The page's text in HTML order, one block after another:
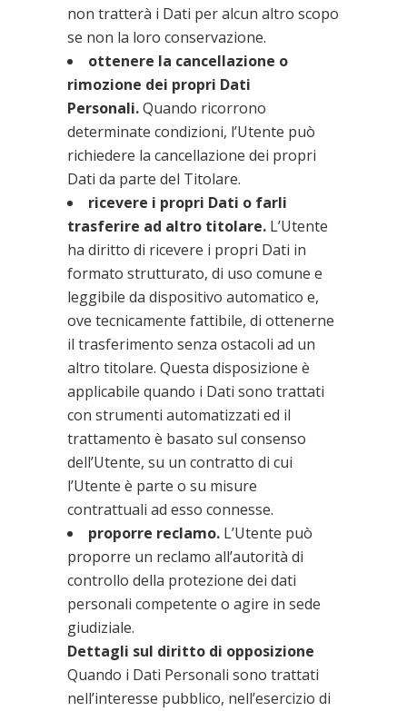
non tratterà i Dati per alcun altro scopo
se non la loro conservazione.
ottenere la cancellazione o
rimozione dei propri Dati
Personali.Quando ricorrono
determinate condizioni, l’Utente può
richiedere la cancellazione dei propri
Dati da parte del Titolare.
ricevere i propri Dati o farli
trasferire ad altro titolare. L’Utente
ha diritto di ricevere i propri Dati in
formato strutturato, di uso comune e
leggibile da dispositivo automatico e,
ove tecnicamente fattibile, di ottenerne
il trasferimento senza ostacoli ad un
altro titolare. Questa disposizione è
applicabile quando i Dati sono trattati
con strumenti automatizzati ed il
trattamento è basato sul consenso
dell’Utente, su un contratto di cui
l’Utente è parte o su misure
contrattuali ad esso connesse.
proporre reclamo. L’Utente può
proporre un reclamo all’autorità di
controllo della protezione dei dati
personali competente o agire in sede
giudiziale.
Dettagli sul diritto di opposizione
Quando i Dati Personali sono trattati
nell’interesse pubblico, nell’esercizio di